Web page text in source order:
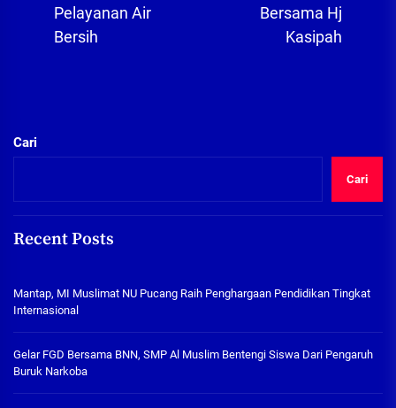
Pelayanan Air
Bersih
Bersama Hj
Kasipah
Cari
Cari
Recent Posts
Mantap, MI Muslimat NU Pucang Raih Penghargaan Pendidikan Tingkat
Internasional
Gelar FGD Bersama BNN, SMP Al Muslim Bentengi Siswa Dari Pengaruh
Buruk Narkoba